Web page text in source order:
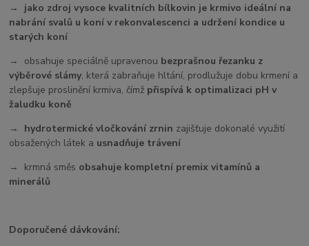
→ jako zdroj vysoce kvalitních bílkovin je krmivo ideální na
nabrání svalů u koní v rekonvalescenci a udržení kondice u
starých koní
→ obsahuje speciálně upravenou bezprašnou řezanku z
výběrové slámy, která zabraňuje hltání, prodlužuje dobu krmení a
zlepšuje proslinění krmiva, čímž přispívá k optimalizaci pH v
žaludku koně
→ hydrotermické vločkování zrnin zajišťuje dokonalé využití
obsažených látek a usnadňuje trávení
→ krmná směs obsahuje kompletní premix vitamínů a
minerálů
Doporučené dávkování: